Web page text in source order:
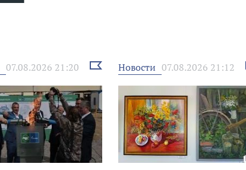
07.08.2026 21:20
Выбрать
новость
Новости 07.08.2026 21:12